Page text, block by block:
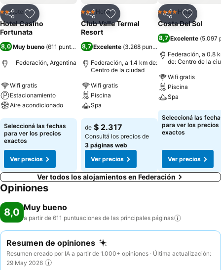
CompartirAñadir a favoritos
2 Estrellas
Hotel
Hotel Casino
Fortunata
8,0 Muy bueno (611 puntuaciones)
Federación, Argentina
Wifi gratis
Estacionamiento
Aire acondicionado
Ver precios
Seleccioná las fechas
para ver los precios
exactos
Ver precios
CompartirAñadir a favoritos
3 Estrellas
Hotel
Club Valle Termal
Resort
8,7 Excelente (3.268 puntuaciones
Federación, a 1.4 km de:
Centro de la ciudad
Wifi gratis
Piscina
Spa
Ver precios
de $ 2.317
Consultá los precios de
3 páginas web
Ver precios
CompartirAñadir
4 EstrellasHotel
Costa Del Sol
8,7 Excelente (5.097
Federación, a 0.8
de: Centro de la
Wifi gratis
Piscina
Spa
Ver precios
Seleccioná las
para ver los precios
exactos
Ver precios
Ver todos los alojamientos en Federación
Opiniones
8,0 Muy bueno
a partir de 611 puntuaciones de las principales páginas
Resumen de opiniones
Resumen creado por IA a partir de 1.000+ opiniones · Última actualización:
29 May 2026